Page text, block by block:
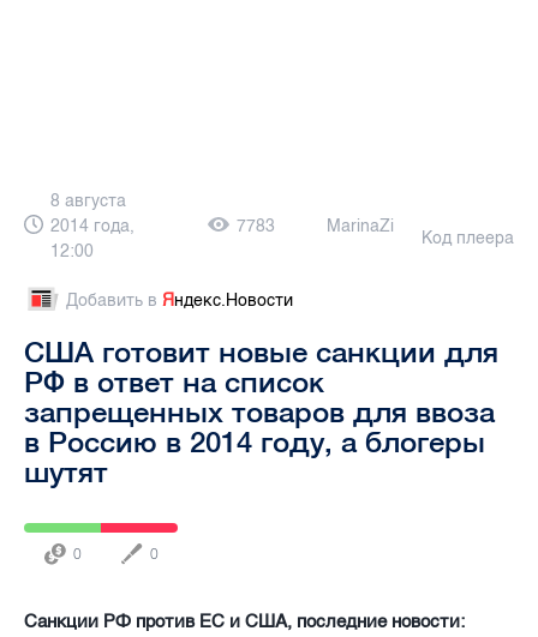
8 августа
2014 года,
12:00
7783 MarinaZi
Код плеера
Добавить в Яндекс.Новости
США готовит новые санкции для
РФ в ответ на список
запрещенных товаров для ввоза
в Россию в 2014 году, а блогеры
шутят
0 0
Санкции РФ против ЕС и США, последние новости: